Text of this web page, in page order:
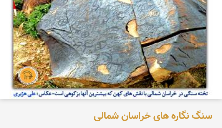
سنگ نگاره های خراسان شمالی